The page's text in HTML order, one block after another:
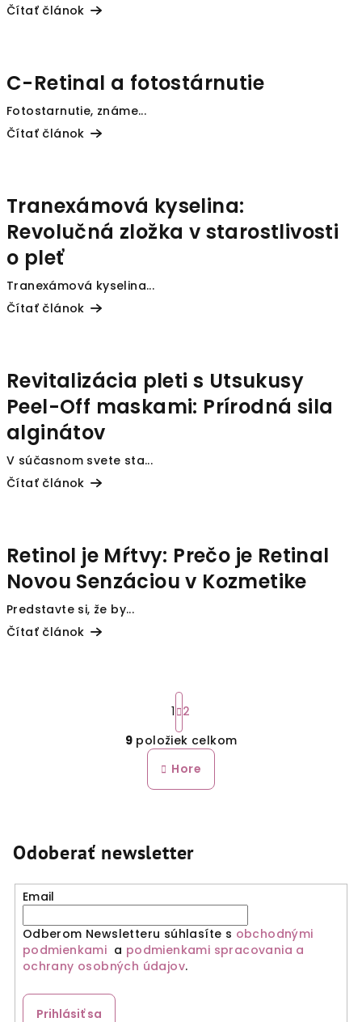
Čítať článok
C-Retinal a fotostárnutie
Fotostarnutie, známe...
Čítať článok
Tranexámová kyselina:
Revolučná zložka v starostlivosti
o pleť
Tranexámová kyselina...
Čítať článok
Revitalizácia pleti s Utsukusy
Peel-Off maskami: Prírodná sila
alginátov
V súčasnom svete sta...
Čítať článok
Retinol je Mŕtvy: Prečo je Retinal
Novou Senzáciou v Kozmetike
Predstavte si, že by...
Čítať článok
O
v
l
c
i
r
v
k
S
t
r
á
k
o
i
1 2
9 položiek celkom
Hore
Odoberať newsletter
Email
Odberom Newsletteru súhlasíte s obchodnými
podmienkami a podmienkami spracovania a
ochrany osobných údajov.
Prihlásiť sa